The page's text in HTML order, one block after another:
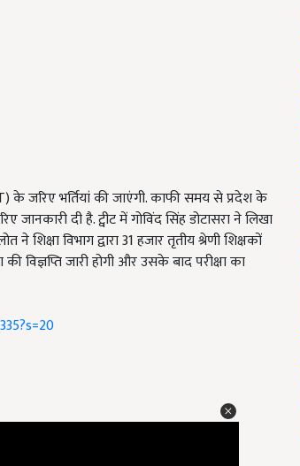
के जरिए भर्तियां की जाएंगी. काफी समय से प्रदेश के
दी है. ट्वीट में गोविंद सिंह डोटासरा ने लिखा
विभाग द्वारा 31 हजार तृतीय श्रेणी शिक्षकों
विज्ञप्ति जारी होगी और उसके बाद परीक्षा का